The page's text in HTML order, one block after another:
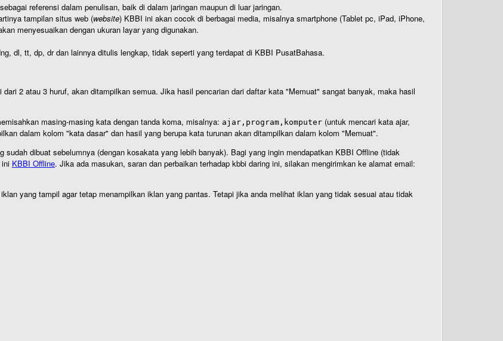
referensi dalam penulisan, baik di dalam jaringan maupun di luar jaringan.
tampilan situs web (website) KBBI ini akan cocok di berbagai media, misalnya smartphone (Tablet pc, iPad, iPhone,
menyesuaikan dengan ukuran layar yang digunakan.
dl, tt, dp, dr dan lainnya ditulis lengkap, tidak seperti yang terdapat di KBBI PusatBahasa.
2 atau 3 huruf, akan ditampilkan semua. Jika hasil pencarian dari daftar kata "Memuat" sangat banyak, maka hasil
masing-masing kata dengan tanda koma, misalnya: ajar,program,komputer (untuk mencari kata ajar,
dalam kolom "kata dasar" dan hasil yang berupa kata turunan akan ditampilkan dalam kolom "Memuat".
dibuat sebelumnya (dengan kosakata yang lebih banyak). Bagi yang ingin mendapatkan KBBI Offline (tidak
KBBI Offline. Jika ada masukan, saran dan perbaikan terhadap kbbi daring ini, silakan mengirimkan ke alamat email:
yang tampil agar tetap menampilkan iklan yang pantas. Tetapi jika anda melihat iklan yang tidak sesuai atau tidak